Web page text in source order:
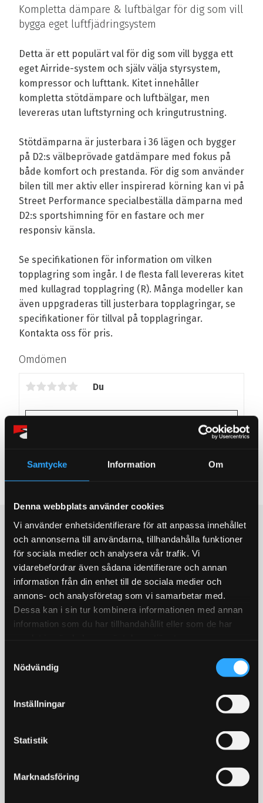
Samtycke Information Om
Denna webbplats använder cookies
Vi använder enhetsidentifierare för att anpassa innehållet
och annonserna till användarna, tillhandahålla funktioner
för sociala medier och analysera vår trafik. Vi
vidarebefordrar även sådana identifierare och annan
information från din enhet till de sociala medier och
annons- och analysföretag som vi samarbetar med.
Dessa kan i sin tur kombinera informationen med annan
information som du har tillhandahållit eller som de har
Nödvändig
Inställningar
Statistik
Marknadsföring
Kompletta dämpare & luftbälgar för dig som vill
bygga eget luftfjädringsystem
Detta är ett populärt val för dig som vill bygga ett
eget Airride-system och själv välja styrsystem,
kompressor och lufttank. Kitet innehåller
kompletta stötdämpare och luftbälgar, men
levereras utan luftstyrning och kringutrustning.
Stötdämparna är justerbara i 36 lägen och bygger
på D2:s välbeprövade gatdämpare med fokus på
både komfort och prestanda. För dig som använder
bilen till mer aktiv eller inspirerad körning kan vi på
Street Performance specialbeställa dämparna med
D2:s sportshimning för en fastare och mer
responsiv känsla.
Se specifikationen för information om vilken
topplagring som ingår. I de flesta fall levereras kitet
med kullagrad topplagring (R). Många modeller kan
även uppgraderas till justerbara topplagringar, se
specifikationer för tillval på topplagringar.
Kontakta oss för pris.
Omdömen
Du
Populära produkter
Bromsoksfärg ifrån
bromsoksfärg / Välj färg i
STORSÄLJARE! STORSÄLJARE!